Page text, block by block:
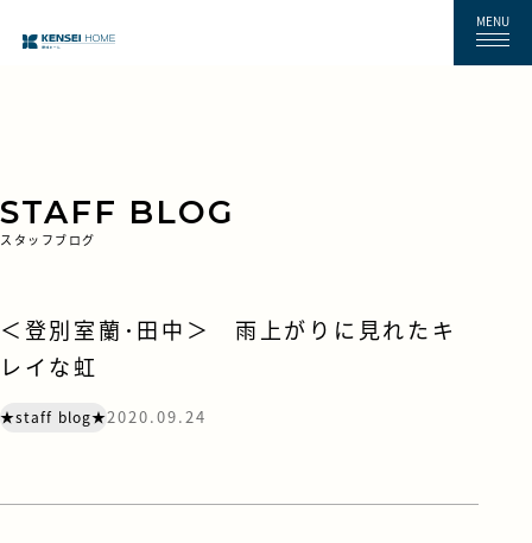
MENU
STAFF BLOG
スタッフブログ
＜登別室蘭･田中＞ 雨上がりに見れたキ
レイな虹
★staff blog★2020.09.24